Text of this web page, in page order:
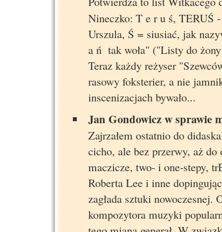
Nineczko: T e r u ś, TERUŚ
Urszula, Ś = siusiać, jak
a ń tak woła" ("Listy do
Teraz każdy reżyser
rasowy foksterier, a nie
inscenizacjach bywało...
Jan Gondowicz w sprawie
Zajrzałem ostatnio do
cicho, ale bez przerwy, aż
maczicze, two- i one-stepy,
Roberta Lee i inne
zagłada sztuki nowoczesnej.
kompozytora muzyki